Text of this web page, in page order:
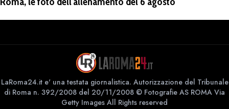
LaRoma24.it e' una testata giornalistica. Autorizzazione del Tribunale
di Roma n. 392/2008 del 20/11/2008 © Fotografie AS ROMA Via
Getty Images All Rights reserved